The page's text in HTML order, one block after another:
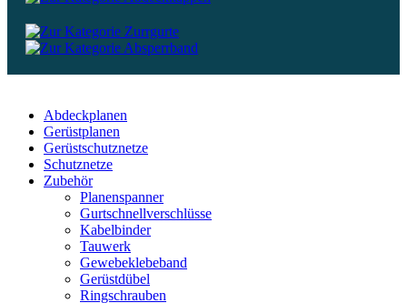
Abdeckplanen
Gerüstplanen
Gerüstschutznetze
Schutznetze
Zubehör
Planenspanner
Gurtschnellverschlüsse
Kabelbinder
Tauwerk
Gewebeklebeband
Gerüstdübel
Ringschrauben